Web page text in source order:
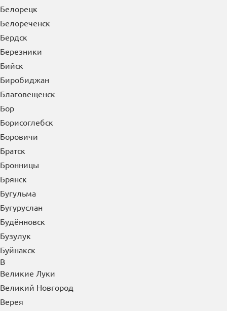
Белорецк
Белореченск
Бердск
Березники
Бийск
Биробиджан
Благовещенск
Бор
Борисоглебск
Боровичи
Братск
Бронницы
Брянск
Бугульма
Бугуруслан
Будённовск
Бузулук
Буйнакск
В
Великие Луки
Великий Новгород
Верея